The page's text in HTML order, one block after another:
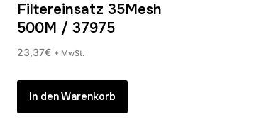
Filtereinsatz 35Mesh
500M / 37975
23,37€ + MwSt.
In den Warenkorb